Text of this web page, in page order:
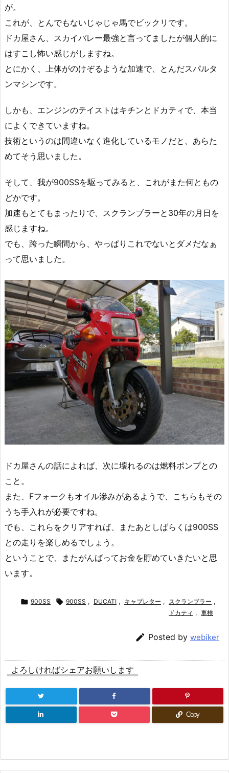
が。
これが、とんでもないじゃじゃ馬でビックリです。
ドカ屋さん、スカイバレー最強と言ってましたが個人的に
はすこし怖い感じがしますね。
とにかく、上体がのけぞるような加速で、とんだスパルタ
ンマシンです。
しかも、エンジンのテイストはキチンとドカティで、本当
によくできていますね。
技術というのは間違いなく進化しているモノだと、あらた
めてそう思いました。
そして、我が900SSを駆ってみると、これがまた何ともの
どかです。
加速もとてもまったりで、スクランブラーと30年の月日を
感じますね。
でも、跨った瞬間から、やっぱりこれでないとダメだなぁ
って思いました。
ドカ屋さんの話によれば、次に壊れるのは燃料ポンプとの
こと。
また、Fフォークもオイル滲みがあるようで、こちらもその
うち手入れが必要ですね。
でも、これらをクリアすれば、またあとしばらくは900SS
との走りを楽しめるでしょう。
ということで、またがんばってお金を貯めていきたいと思
います。
 900SS  900SS , DUCATI , キャブレター , スクランブラー ,
ドカティ , 車検
 Posted by webiker
よろしければシェアお願いします
Copy